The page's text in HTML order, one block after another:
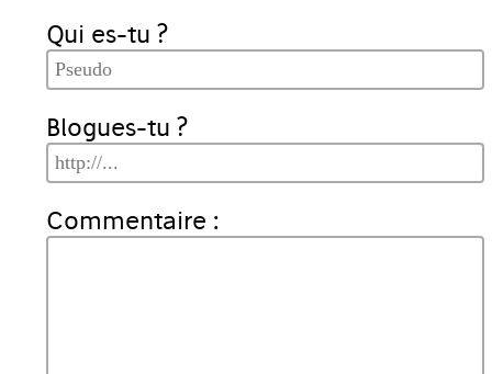
Qui es-tu ?
Blogues-tu ?
Commentaire :